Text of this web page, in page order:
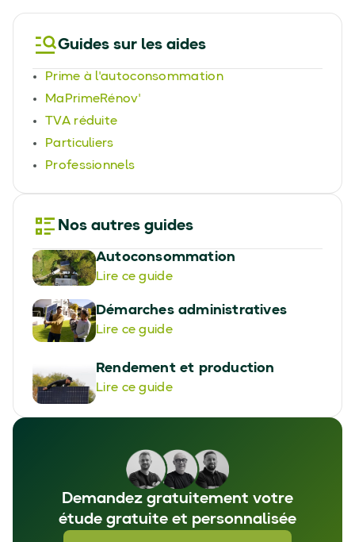
Guides sur les aides
Prime à l'autoconsommation
MaPrimeRénov'
TVA réduite
Particuliers
Professionnels
Nos autres guides
Autoconsommation
Lire ce guide
Démarches administratives
Lire ce guide
Rendement et production
Lire ce guide
Demandez gratuitement votre
étude gratuite et personnalisée